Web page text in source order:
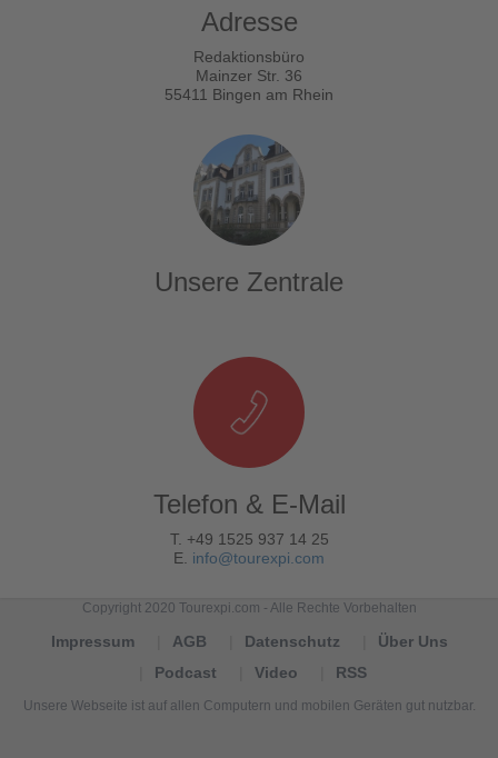
Adresse
Redaktionsbüro
Mainzer Str. 36
55411 Bingen am Rhein
Unsere Zentrale
Telefon & E-Mail
T. +49 1525 937 14 25
E. info@tourexpi.com
Copyright 2020 Tourexpi.com - Alle Rechte Vorbehalten
Impressum AGB Datenschutz
Über Uns
Podcast
Video RSS
Unsere Webseite ist auf allen Computern und mobilen Geräten gut nutzbar.